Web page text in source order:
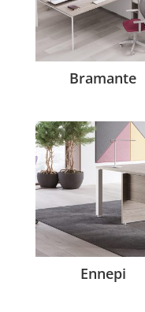
Bramante
Ennepi